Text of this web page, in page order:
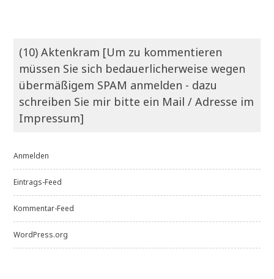
(10) Aktenkram [Um zu kommentieren
müssen Sie sich bedauerlicherweise wegen
übermäßigem SPAM anmelden - dazu
schreiben Sie mir bitte ein Mail / Adresse im
Impressum]
Anmelden
Eintrags-Feed
Kommentar-Feed
WordPress.org